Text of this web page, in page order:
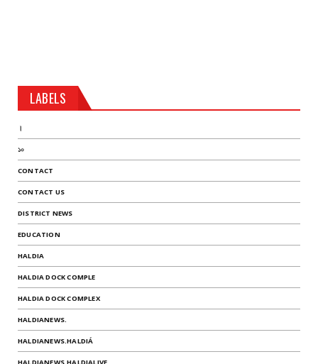
LABELS
।
১০
CONTACT
CONTACT US
DISTRICT NEWS
EDUCATION
HALDIA
HALDIA DOCK COMPLE
HALDIA DOCK COMPLEX
HALDIANEWS.
HALDIANEWS.HALDIÁ
HALDIANEWS.HALDIALIVE